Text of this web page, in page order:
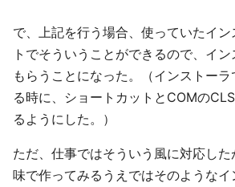
で、上記を行う場合、使っていたイ
トでそういうことができるので、イ
もらうことになった。（インストー
る時に、ショートカットとCOMの
るようにした。）
ただ、仕事ではそういう風に対応し
味で作ってみるうえではそのような